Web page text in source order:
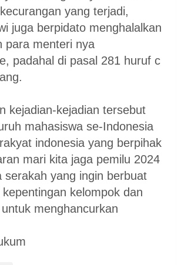
yang terjadi,
juga berpidato menghalalkan
para menteri nya
padahal di pasal 281 huruf c
kejadian-kejadian tersebut
mahasiswa se-Indonesia
indonesia yang berpihak
mari kita jaga pemilu 2024
serakah yang ingin berbuat
kelompok dan
menghancurkan